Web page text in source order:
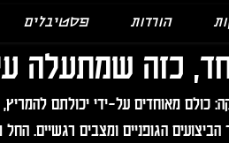
פסטיבלים הורדות
כזה שמתעלה
כולם מאוחדים על-ידי יכולתם
הגופניים ומצבים רגשיים.